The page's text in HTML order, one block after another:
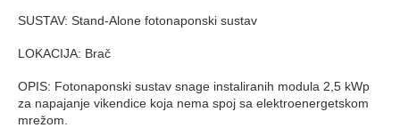
SUSTAV: Stand-Alone fotonaponski sustav
LOKACIJA: Brač
OPIS: Fotonaponski sustav snage instaliranih modula 2,5 kWp
za napajanje vikendice koja nema spoj sa elektroenergetskom
mrežom.